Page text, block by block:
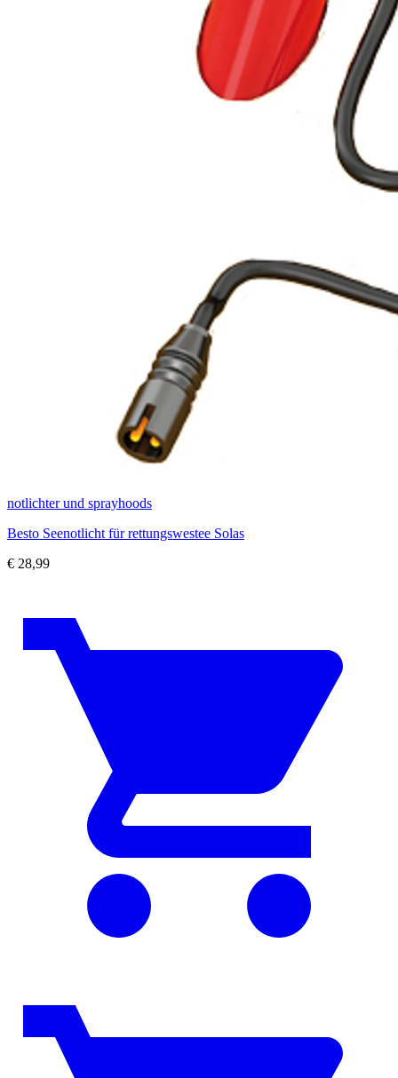
notlichter und sprayhoods
Besto Seenotlicht für rettungswestee Solas
€ 28,99